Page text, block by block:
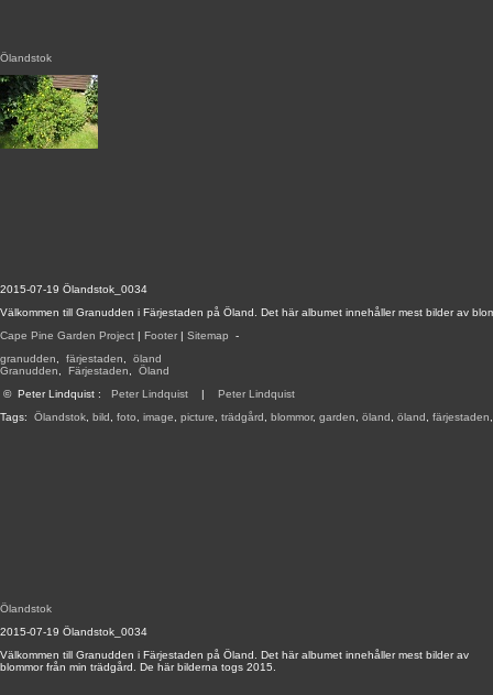
2015-07-19 Ölandstok_0034
Välkommen till Granudden i Färjestaden på Öland. Det här albumet innehåller mest bilder av
Cape Pine Garden Project | Footer | Sitemap -
granudden
färjestaden
öland
Granudden
Färjestaden
Öland
© Peter Lindquist : Peter Lindquist | Peter Lindquist
Tags: Ölandstok bild foto image picture trädgård blommor, garden öland öland färjestaden
Ölandstok
Ölandstok
2015-07-19 Ölandstok_0034
Välkommen till Granudden i Färjestaden på Öland. Det här albumet innehåller mest bilder av
blommor från min trädgård. De här bilderna togs 2015.